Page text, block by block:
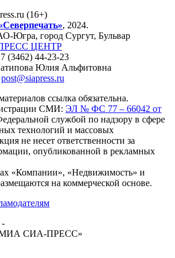
(16+)
, 2024.
Югра, город Сургут, Бульвар
ЦЕНТР
(3462) 44-23-23
Юлия Альфитовна
post@siapress.ru
ссылка обязательна.
СМИ: ЭЛ № ФС 77 – 66042 от
службой по надзору в сфере
технологий и массовых
не несет ответственности за
опубликованной в рекламных
«Компании», «Недвижимость» и
на коммерческой основе.
-
СИА-ПРЕСС»